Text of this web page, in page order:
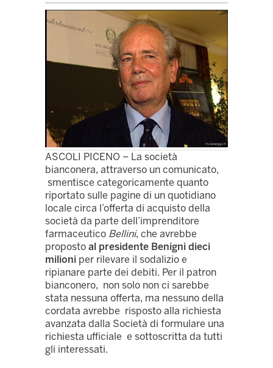
ASCOLI PICENO – La società
bianconera, attraverso un comunicato,
smentisce categoricamente quanto
riportato sulle pagine di un quotidiano
locale circa l’offerta di acquisto della
società da parte dell’imprenditore
farmaceutico Bellini, che avrebbe
proposto al presidente Benigni dieci
milioni per rilevare il sodalizio e
ripianare parte dei debiti. Per il patron
bianconero, non solo non ci sarebbe
stata nessuna offerta, ma nessuno della
cordata avrebbe risposto alla richiesta
avanzata dalla Società di formulare una
richiesta ufficiale e sottoscritta da tutti
gli interessati.